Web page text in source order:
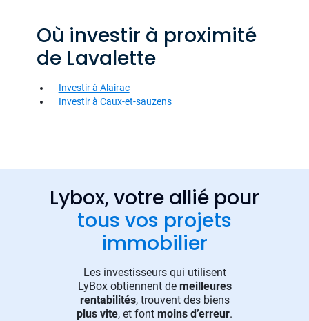
Où investir à proximité
de Lavalette
Investir à Alairac
Investir à Caux-et-sauzens
Lybox, votre allié pour
tous vos projets
immobilier
Les investisseurs qui utilisent
LyBox obtiennent de meilleures
rentabilités, trouvent des biens
plus vite, et font moins d’erreur.